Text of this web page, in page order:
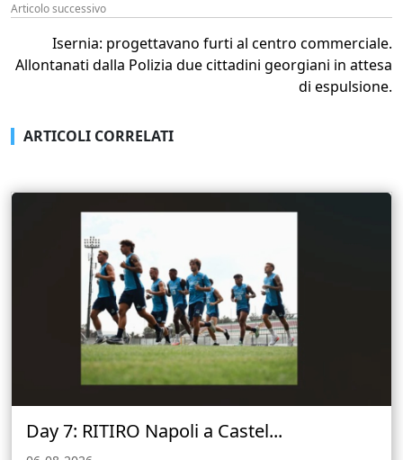
Articolo successivo
Isernia: progettavano furti al centro commerciale.
Allontanati dalla Polizia due cittadini georgiani in attesa
di espulsione.
ARTICOLI CORRELATI
Day 7: RITIRO Napoli a Castel...